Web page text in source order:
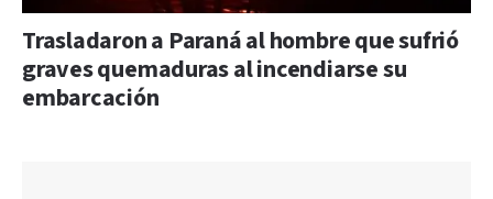
Trasladaron a Paraná al hombre que sufrió
graves quemaduras al incendiarse su
embarcación